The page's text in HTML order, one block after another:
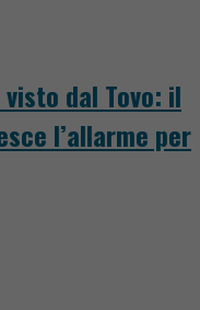
dal Tovo: il
l’allarme per